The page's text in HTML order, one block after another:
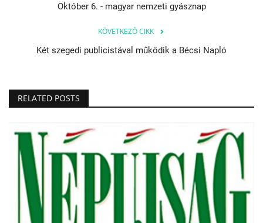
Október 6. - magyar nemzeti gyásznap
KÖVETKEZŐ CIKK
Két szegedi publicistával működik a Bécsi Napló
RELATED POSTS